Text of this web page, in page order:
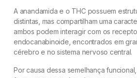
A anandamida e o THC possuem
distintas, mas compartilham uma
ambos podem interagir com os
endocanabinoide, encontrados em
cérebro e no sistema nervoso central.
Por causa dessa semelhança